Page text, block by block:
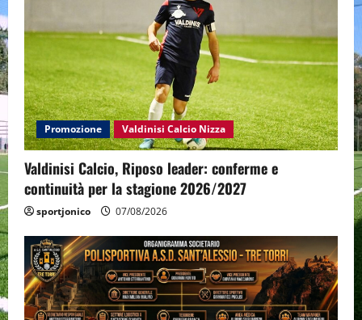
Promozione Valdinisi Calcio Nizza
Valdinisi Calcio, Riposo leader: conferme e
continuità per la stagione 2026/2027
sportjonico 07/08/2026